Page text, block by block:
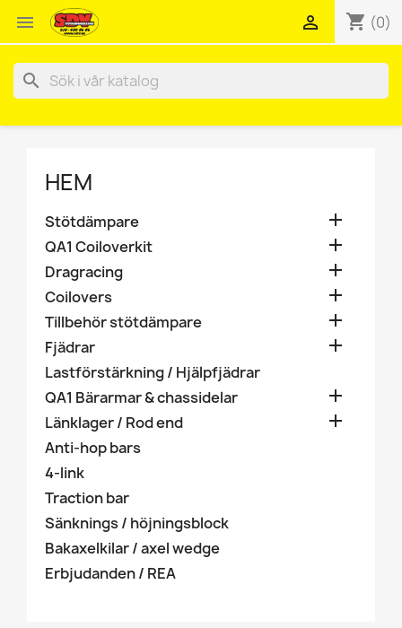
 shopping_cart (0)

search
HEM
Stötdämpare 
QA1 Coiloverkit 
Dragracing 
Coilovers 
Tillbehör stötdämpare 
Fjädrar 
Lastförstärkning / Hjälpfjädrar
QA1 Bärarmar & chassidelar

Länklager / Rod end 
Anti-hop bars
4-link
Traction bar
Sänknings / höjningsblock
Bakaxelkilar / axel wedge
Erbjudanden / REA